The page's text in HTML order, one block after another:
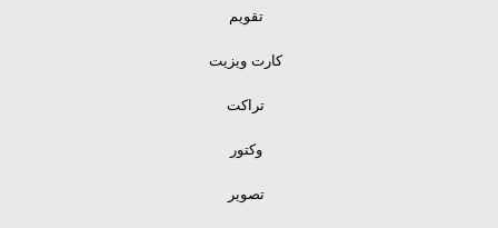
تقویم
کارت ویزیت
تراکت
وکتور
تصویر